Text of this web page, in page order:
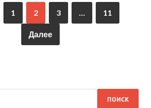
1 2 3 … 11
Далее